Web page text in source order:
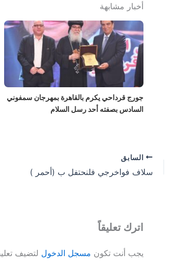
أخبار مشابهة
جورج قرداحي يكرم بالقاهرة بمهرجان سمفوني
السادس بصفته أحد رسل السلام
السابق
سلاف فواخرجي فلنحتفل ب (أحمر )
اترك تعليقاً
يجب أنت تكون مسجل الدخول لتضيف